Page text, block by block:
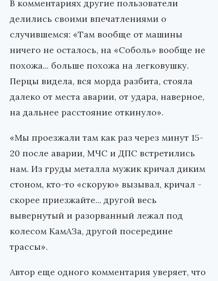
В комментариях другие пользователи
делились своими впечатлениями о
случившемся: «Там вообще от машины
ничего не осталось, на «Соболь» вообще не
похожа... больше похожа на легковушку.
Перцы видела, вся морда разбита, стояла
далеко от места аварии, от удара, наверное,
на дальнее расстояние откинуло».
«Мы проезжали там как раз через минут 15-
20 после аварии, МЧС и ДПС встретились
нам. Из груды металла мужик кричал диким
стоном, кто-то «скорую» вызывал, кричал -
скорее приезжайте... другой весь
вывернутый и разорванный лежал под
колесом КамАЗа, другой посередине
трассы».
Автор еще одного комментария уверяет, что